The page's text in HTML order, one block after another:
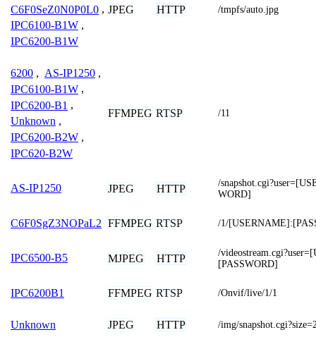
C6F0SeZ0N0P0L0 ,
IPC6100-B1W ,
IPC6200-B1W
JPEG HTTP /tmpfs/auto.jpg
6200 , AS-IP1250 ,
IPC6100-B1W ,
IPC6200-B1 ,
Unknown ,
IPC6200-B2W ,
IPC620-B2W
FFMPEG RTSP /11
AS-IP1250 JPEG HTTP
/
WORD]
C6F0SgZ3NOPaL2 FFMPEG RTSP /1/
IPC6500-B5 MJPEG HTTP
/
[PASSWORD]
IPC6200B1 FFMPEG RTSP /Onvif/live/1/1
Unknown JPEG HTTP /img/